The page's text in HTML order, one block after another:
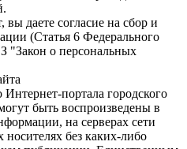
вы даете согласие на сбор и
(Статья 6 Федерального
"Закон о персональных
портала городского
быть воспроизведены в
на серверах сети
без каких-либо